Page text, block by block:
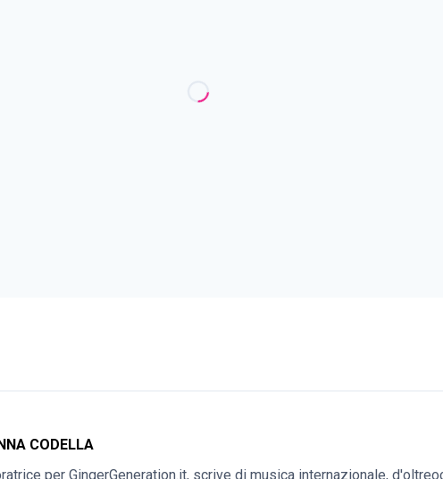
CODELLA
per GingerGeneration.it, scrive di musica internazionale,